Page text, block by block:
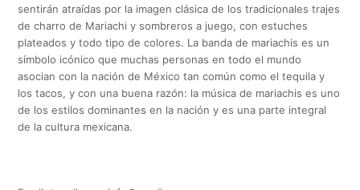
sentirán atraídas por la imagen clásica de los tradicionales trajes
de charro de Mariachi y sombreros a juego, con estuches
plateados y todo tipo de colores. La banda de mariachis es un
símbolo icónico que muchas personas en todo el mundo
asocian con la nación de México tan común como el tequila y
los tacos, y con una buena razón: la música de mariachis es uno
de los estilos dominantes en la nación y es una parte integral
de la cultura mexicana.